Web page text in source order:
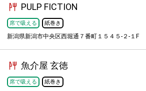
PULP FICTION
席で吸える 紙巻き
新潟県新潟市中央区西堀通７番町１５４５-２-１F
魚介屋 玄徳
席で吸える 紙巻き